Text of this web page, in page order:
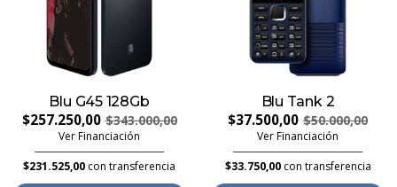
Blu G45 128Gb
$257.250,00 $343.000,00
Ver Financiación
$231.525,00 con transferencia
Blu Tank 2
$37.500,00 $50.000,00
Ver Financiación
$33.750,00con transferencia